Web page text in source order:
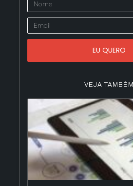
EU QUERO
VEJA TAMBÉM